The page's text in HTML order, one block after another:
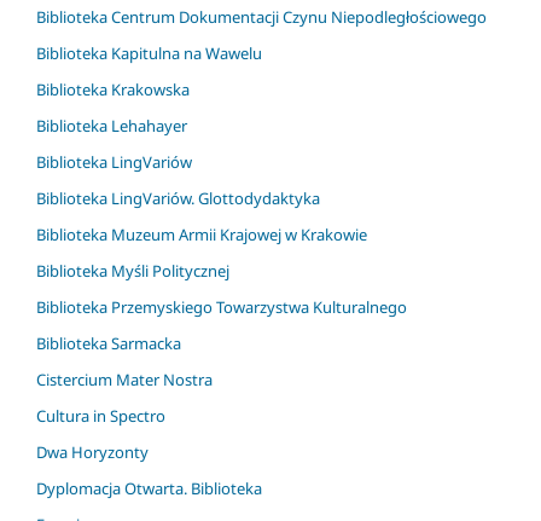
Biblioteka Centrum Dokumentacji Czynu Niepodległościowego
Biblioteka Kapitulna na Wawelu
Biblioteka Krakowska
Biblioteka Lehahayer
Biblioteka LingVariów
Biblioteka LingVariów. Glottodydaktyka
Biblioteka Muzeum Armii Krajowej w Krakowie
Biblioteka Myśli Politycznej
Biblioteka Przemyskiego Towarzystwa Kulturalnego
Biblioteka Sarmacka
Cistercium Mater Nostra
Cultura in Spectro
Dwa Horyzonty
Dyplomacja Otwarta. Biblioteka